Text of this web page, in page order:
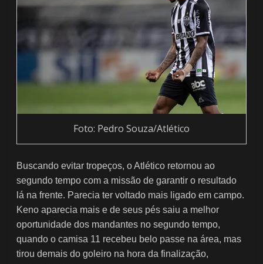
Foto: Pedro Souza/Atlético
Buscando evitar tropeços, o Atlético retornou ao
segundo tempo com a missão de garantir o resultado
lá na frente. Parecia ter voltado mais ligado em campo.
Keno aparecia mais e de seus pés saiu a melhor
oportunidade dos mandantes no segundo tempo,
quando o camisa 11 recebeu belo passe na área, mas
tirou demais do goleiro na hora da finalização,